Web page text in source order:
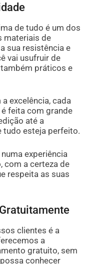
de tudo é um dos
materiais de
sua resistência e
vai usufruir de
práticos e
excelência, cada
feita com grande
até a
tudo esteja perfeito.
experiência
com a certeza de
respeita as suas
clientes é a
a
gratuito, sem
conhecer